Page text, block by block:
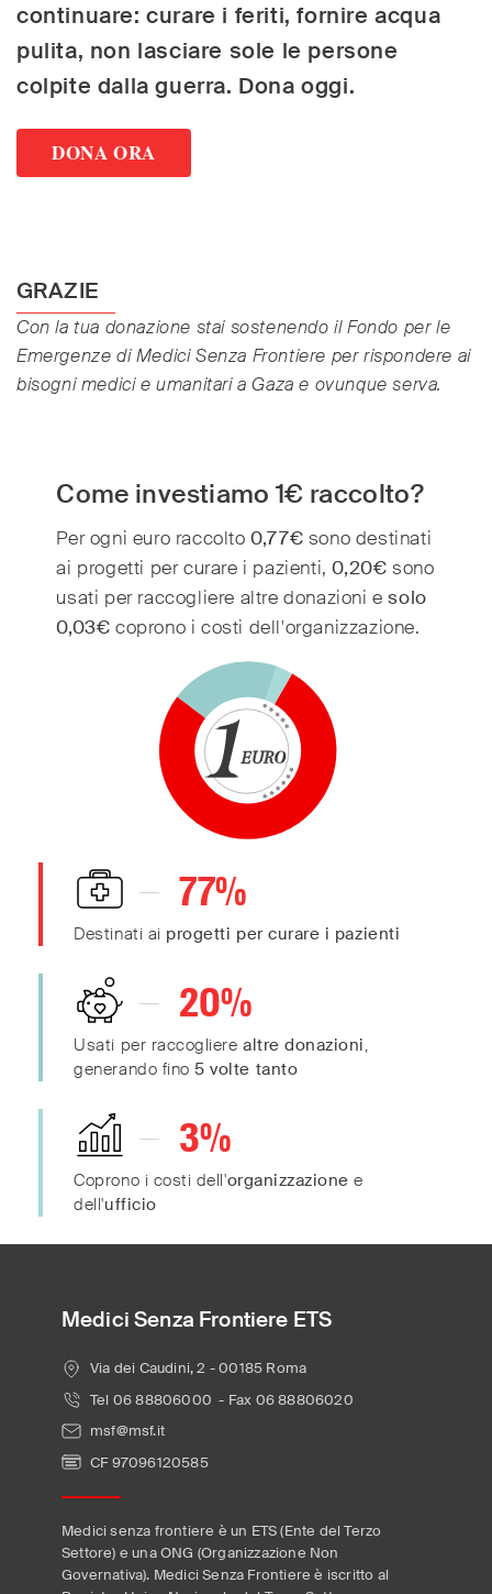
continuare: curare i feriti, fornire acqua
pulita, non lasciare sole le persone
colpite dalla guerra. Dona oggi.
DONA ORA
GRAZIE
Con la tua donazione stai sostenendo il Fondo per le
Emergenze di Medici Senza Frontiere per rispondere ai
bisogni medici e umanitari a Gaza e ovunque serva.
Come investiamo 1€ raccolto?
Per ogni euro raccolto0,77€ sono destinati
ai progetti per curare i pazienti,0,20€ sono
usati per raccogliere altre donazioni esolo
0,03€ coprono i costi dell'organizzazione.
60
70
80
77%
Destinati ai progetti per curare i pazienti
20%
Usati per raccoglierealtre donazioni,
generando fino5 volte tanto
3%
Coprono i costi dell'organizzazione e
dell'ufficio
Medici Senza Frontiere ETS
Via dei Caudini, 2 - 00185 Roma
Tel 06 88806000 - Fax 06 88806020
msf@msf.it
CF 97096120585
Medici senza frontiere è un ETS (Ente del Terzo
Settore) e una ONG (Organizzazione Non
Governativa). Medici Senza Frontiere è iscritto al